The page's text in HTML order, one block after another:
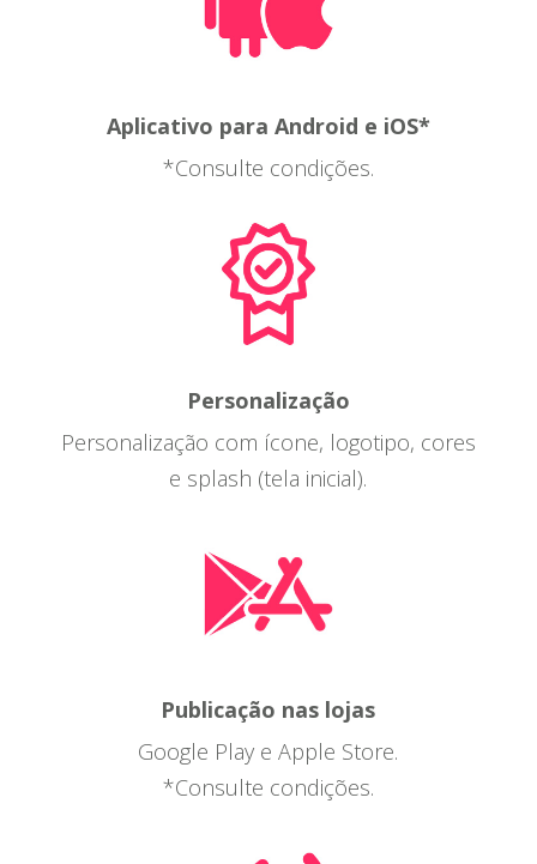
Aplicativo para Android e iOS*
*Consulte condições.
Personalização
Personalização com ícone, logotipo, cores
e splash (tela inicial).
Publicação nas lojas
Google Play e Apple Store.
*Consulte condições.